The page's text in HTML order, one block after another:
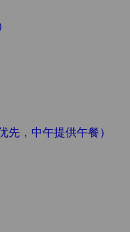
，中午提供午餐）